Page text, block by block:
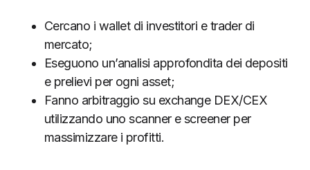
Cercano i wallet di investitori e trader di
mercato;
Eseguono un’analisi approfondita dei depositi
e prelievi per ogni asset;
Fanno arbitraggio su exchange DEX/CEX
utilizzando uno scanner e screener per
massimizzare i profitti.